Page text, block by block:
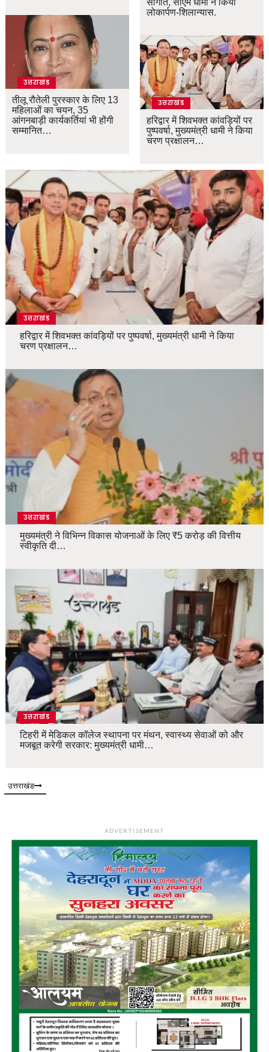
उत्तराखंड
तीलू रौतेली पुरस्कार के लिए 13
महिलाओं का चयन, 35
आंगनबाड़ी कार्यकर्तियां भी होंगी
सम्मानित…
लोकार्पण-शिलान्यास.
उत्तराखंड
हरिद्वार में शिवभक्त कांवड़ियों पर
पुष्पवर्षा, मुख्यमंत्री धामी ने किया
चरण प्रक्षालन…
उत्तराखंड
हरिद्वार में शिवभक्त कांवड़ियों पर पुष्पवर्षा, मुख्यमंत्री धामी ने किया
चरण प्रक्षालन…
उत्तराखंड
मुख्यमंत्री ने विभिन्न विकास योजनाओं के लिए ₹5 करोड़ की वित्तीय
स्वीकृति दी…
उत्तराखंड
टिहरी में मेडिकल कॉलेज स्थापना पर मंथन, स्वास्थ्य सेवाओं को और
मजबूत करेगी सरकार: मुख्यमंत्री धामी…
उत्तराखंड
ADVERTISEMENT